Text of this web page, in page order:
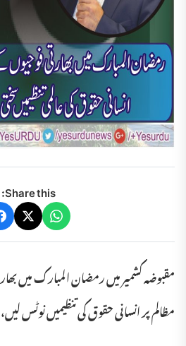
Share this:
مقبوضہ کشمیر میں رمضان المبارک میں
مظالم پر انسانی حقوق کی تنظیمیں نوٹس لیں،